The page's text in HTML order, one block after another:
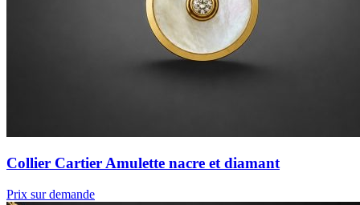
Collier Cartier Amulette nacre et diamant
Prix sur demande